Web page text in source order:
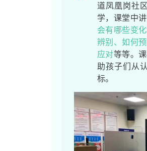
道凤凰岗社
学，课堂中
会有哪些变
辨别、如何
应对等等。
助孩子们从
标。